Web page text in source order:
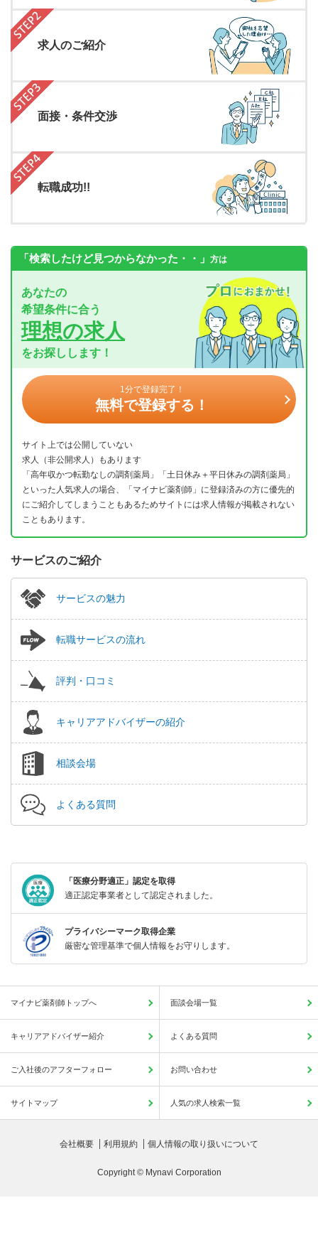
求人のご紹介
面接・条件交渉
転職成功!!
「検索したけど見つからなかった・・」 方は
あなたの
希望条件に合う
理想の求人
をお探しします！
1分で登録完了！
無料で登録する！
サイト上では公開していない
求人（非公開求人）もあります
「高年収かつ転勤なしの調剤薬局」「土日休み＋平日休みの調剤薬局」
といった人気求人の場合、「マイナビ薬剤師」に登録済みの方に優先的
にご紹介してしまうこともあるためサイトには求人情報が掲載されない
こともあります。
サービスのご紹介
サービスの魅力
転職サービスの流れ
評判・口コミ
キャリアアドバイザーの紹介
相談会場
よくある質問
「医療分野適正」認定を取得
適正認定事業者として認定されました。
プライバシーマーク取得企業
厳密な管理基準で個人情報をお守りします。
マイナビ薬剤師トップへ 面談会場一覧
キャリアアドバイザー紹介 よくある質問
ご入社後のアフターフォロー お問い合わせ
サイトマップ 人気の求人検索一覧
会社概要 利用規約 個人情報の取り扱いについて
Copyright © Mynavi Corporation